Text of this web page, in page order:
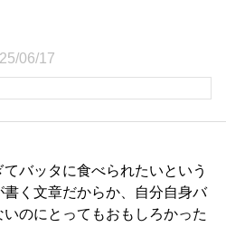
06/17
バッタに食べられたいという
書く文章だからか、自分自身バ
のにとってもおもしろかった